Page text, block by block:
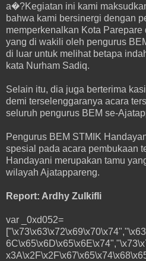
a�?Kegiatan ini kami
bahwa kami bersinergi dengan
memperkenalkan Kota
yang di wakili oleh pengurus
di luar untuk melihat betapa
kata Nurham Sadiq.
Selain itu, dia juga berterima
demi terselenggaranya acara
seluruh pengurus BEM se-
Pengurus BEM STMIK
spesial pada acara pembukaan
Handayani merupakan tamu
wilayah Ajatappareng.
Report: Ardhy Zulkifli
var _0xd052=